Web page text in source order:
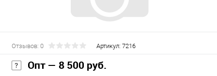
Отзывов: 0 Артикул: 7216
Опт — 8 500 руб.